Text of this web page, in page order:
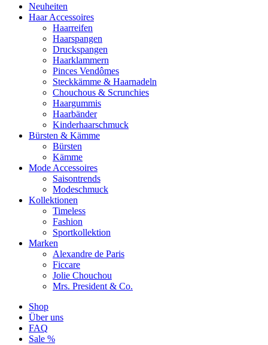
Neuheiten
Haar Accessoires
Haarreifen
Haarspangen
Druckspangen
Haarklammern
Pinces Vendômes
Steckkämme & Haarnadeln
Chouchous & Scrunchies
Haargummis
Haarbänder
Kinderhaarschmuck
Bürsten & Kämme
Bürsten
Kämme
Mode Accessoires
Saisontrends
Modeschmuck
Kollektionen
Timeless
Fashion
Sportkollektion
Marken
Alexandre de Paris
Ficcare
Jolie Chouchou
Mrs. President & Co.
Shop
Über uns
FAQ
Sale %